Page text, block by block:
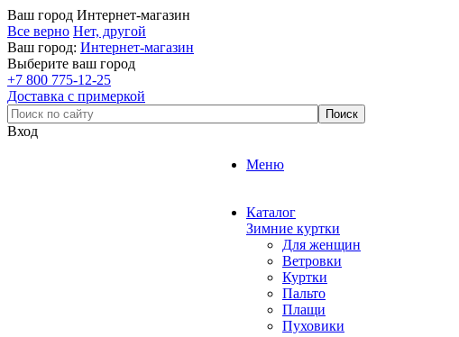
Ваш город Интернет-магазин
Все верно Нет, другой
Ваш город: Интернет-магазин
Выберите ваш город
+7 800 775-12-25
Доставка с примеркой
Вход
Меню
Каталог
Зимние куртки
Для женщин
Ветровки
Куртки
Пальто
Плащи
Пуховики